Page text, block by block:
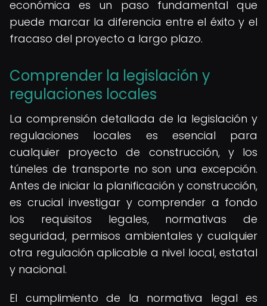
económica es un paso fundamental que
puede marcar la diferencia entre el éxito y el
fracaso del proyecto a largo plazo.
Comprender la legislación y
regulaciones locales
La comprensión detallada de la legislación y
regulaciones locales es esencial para
cualquier proyecto de construcción, y los
túneles de transporte no son una excepción.
Antes de iniciar la planificación y construcción,
es crucial investigar y comprender a fondo
los requisitos legales, normativas de
seguridad, permisos ambientales y cualquier
otra regulación aplicable a nivel local, estatal
y nacional.
El cumplimiento de la normativa legal es